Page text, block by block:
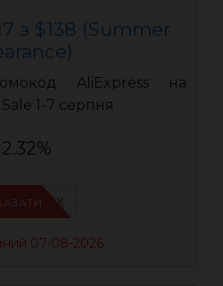
з $138 (Summer
AliExpress на
1-7 серпня
07-08-2026